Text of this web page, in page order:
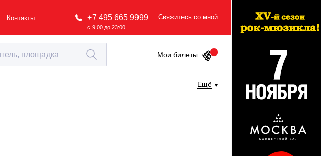
Контакты +7 495 665 9999
с 9:00 до 23:00
Свяжитесь со мной
Мои билеты
Ещё